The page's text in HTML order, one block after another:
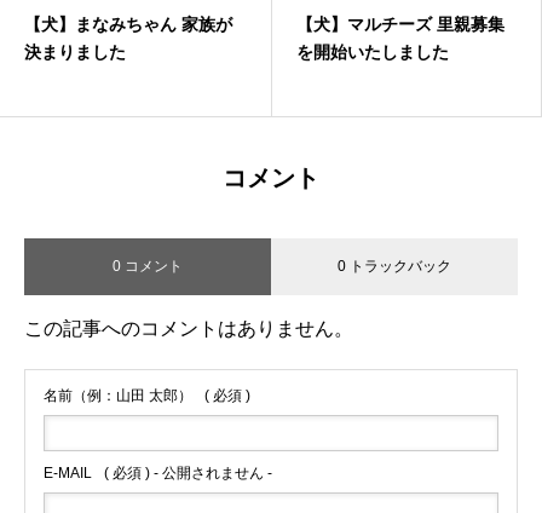
【犬】まなみちゃん 家族が
決まりました
【犬】マルチーズ 里親募集
を開始いたしました
コメント
0 コメント 0 トラックバック
この記事へのコメントはありません。
名前（例：山田 太郎） ( 必須 )
E-MAIL ( 必須 ) - 公開されません -